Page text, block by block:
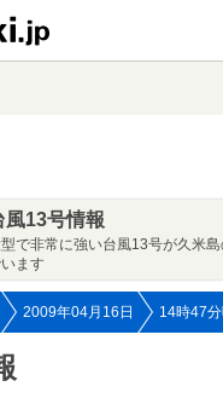
風13号情報
で非常に強い台風13号が久米
ます
2009年04月16日 14時47